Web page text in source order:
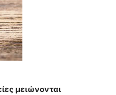
μειώνονται